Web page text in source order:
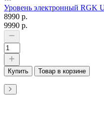
Уровень электронный RGK
8990 р.
9990 р.
Купить Товар в корзине